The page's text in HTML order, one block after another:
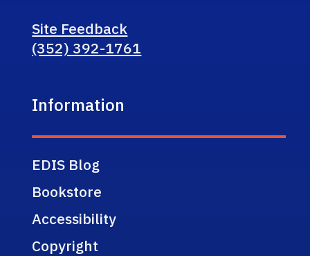
Site Feedback
(352) 392-1761
Information
EDIS Blog
Bookstore
Accessibility
Copyright